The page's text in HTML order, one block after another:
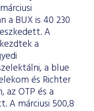
a BUX is 40 230
A
a
a blue
és Richter
az OTP és a
A márciusi 500,8